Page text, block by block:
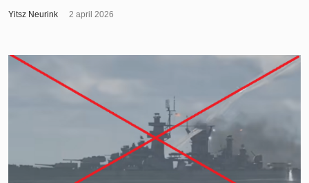
Yitsz Neurink 2 april 2026